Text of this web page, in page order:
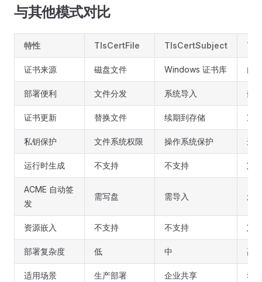
与其他模式对比
特性 TlsCertFile TlsCertSubject
证书来源 磁盘文件 Windows 证书库 内
部署便利 文件分发 系统导入 嵌
证书更新 替换文件 续期到存储 重
私钥保护 文件系统权限 操作系统保护 进
运行时生成 不支持 不支持 支
ACME 自动签
发
需写盘 需导入 天
资源嵌入 不支持 不支持 支
部署复杂度 低 中 高
适用场景 生产部署 企业共享 动